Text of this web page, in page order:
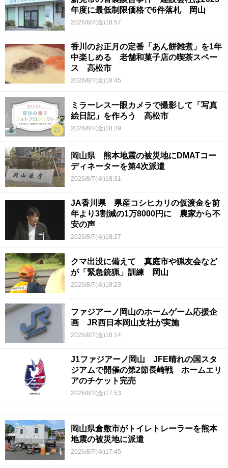
年度に最低制限価格で6件落札 岡山
2026/8/7(金)18:57
香川のお正月の定番「あん餅雑煮」を1年
中楽しめる 老舗和菓子店の喫茶スペー
ス 高松市
2026/8/7(金)18:45
ミラーレス一眼カメラで撮影して「写真
絵日記」を作ろう 高松市
2026/8/7(金)18:39
岡山県 熊本地震の被災地にDMATコー
ディネーターを第4次派遣
2026/8/7(金)18:31
JA香川県 県産コシヒカリの仮渡金を前
年より3割減の1万8000円に 農家から不
安の声
2026/8/7(金)18:27
クマ出没に備えて 真庭市や猟友会など
が「緊急銃猟」訓練 岡山
2026/8/7(金)18:23
ファジアーノ岡山のホームゲーム応援企
画 JR西日本岡山支社が実施
2026/8/7(金)18:14
J1ファジアーノ岡山 JFE晴れの国スタ
ジアムで開催の第2節長崎戦 ホームエリ
アのチケット完売
2026/8/7(金)17:53
岡山県倉敷市がトイレトレーラーを熊本
地震の被災地に派遣
2026/8/7(金)17:45